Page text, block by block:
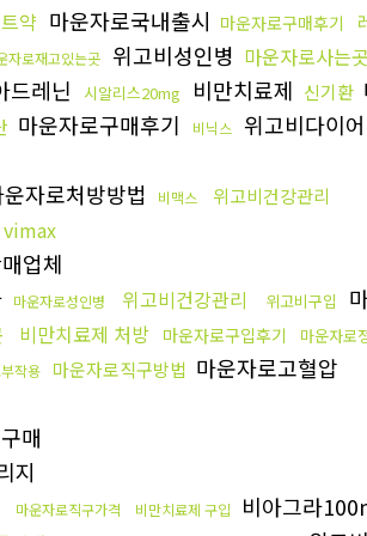
약 마운자로국내출시 마운자로구매후기
자로재고있는곳 위고비성인병 마운자로사는곳
드레닌 시알리스20mg 비만치료제 신기환
마운자로구매후기 비닉스 위고비다이
자로처방방법 비맥스 위고비건강관리
vimax
업체
마운자로성인병 위고비건강관리 위고비구입
비만치료제 처방 마운자로구입후기 마운자로
작용
마운자로직구방법 마운자로고혈압
매
지
마운자로직구가격 비만치료제 구입 비아그라